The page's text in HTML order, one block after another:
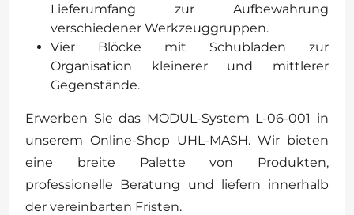
Lieferumfang zur Aufbewahrung
verschiedener Werkzeuggruppen.
Vier Blöcke mit Schubladen zur
Organisation kleinerer und mittlerer
Gegenstände.
Erwerben Sie das MODUL-System L-06-001 in
unserem Online-Shop UHL-MASH. Wir bieten
eine breite Palette von Produkten,
professionelle Beratung und liefern innerhalb
der vereinbarten Fristen.